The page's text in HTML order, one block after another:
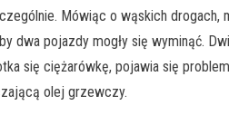
Mówiąc o wąskich drogach,
dwa pojazdy mogły się wyminąć.
się ciężarówkę, pojawia się
olej grzewczy.